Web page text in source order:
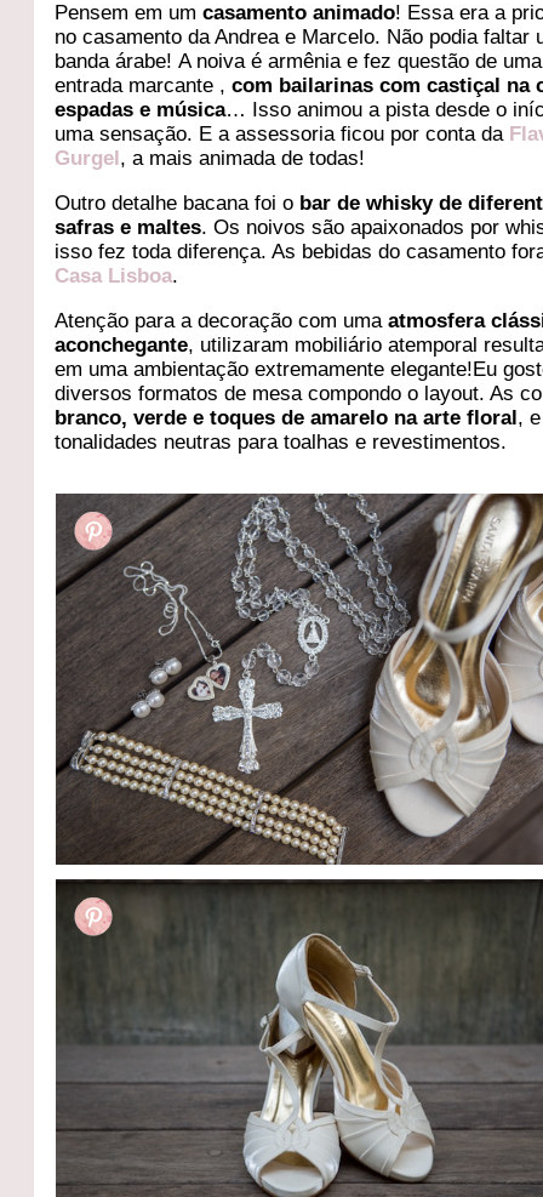
Pensem em umcasamento animado! Essa era a
no casamento da Andrea e Marcelo. Não podia faltar
banda árabe! A noiva é armênia e fez questão de uma
entrada marcante ,com bailarinas com castiçal na
espadas e música… Isso animou a pista desde o
uma sensação. E a assessoria ficou por conta da
Gurgel , a mais animada de todas!
Outro detalhe bacana foi o bar de whisky de
safras e maltes. Os noivos são apaixonados por
isso fez toda diferença. As bebidas do casamento
Casa Lisboa.
Atenção para a decoração com umaatmosfera
aconchegante, utilizaram mobiliário atemporal
em uma ambientação extremamente elegante!Eu
diversos formatos de mesa compondo o layout. As
branco, verde e toques de amarelo na arte floral , e
tonalidades neutras para toalhas e revestimentos.